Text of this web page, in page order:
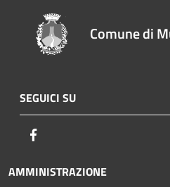
Comune di
SEGUICI SU
AMMINISTRAZIONE